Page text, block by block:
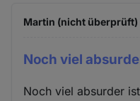
Martin (nicht überprüft)
Noch viel
Noch viel absurder